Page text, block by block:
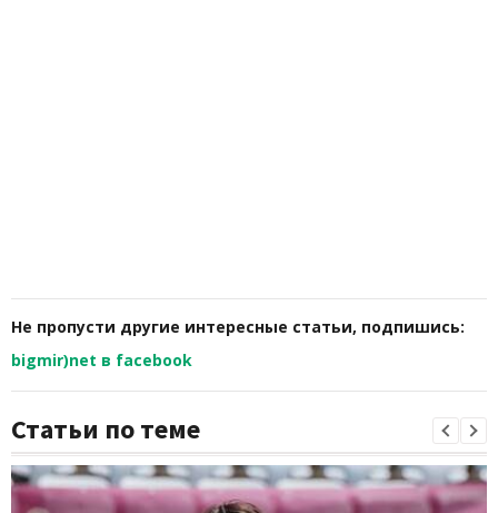
Не пропусти другие интересные статьи, подпишись:
bigmir)net в facebook
Статьи по теме